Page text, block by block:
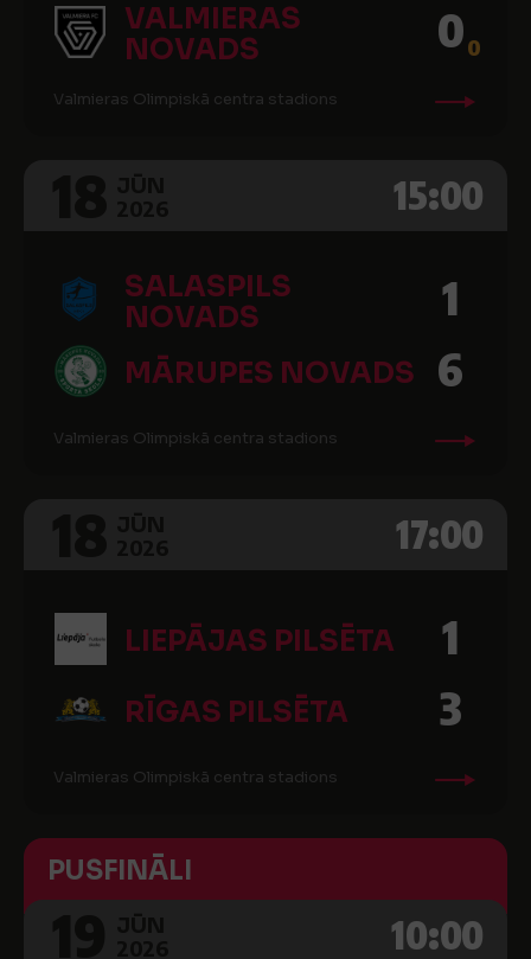
VALMIERAS
NOVADS
00
Valmieras Olimpiskā centra stadions
15:00
SALASPILS
NOVADS
1
MĀRUPES NOVADS 6
Valmieras Olimpiskā centra stadions
17:00
LIEPĀJAS PILSĒTA 1
RĪGAS PILSĒTA 3
Valmieras Olimpiskā centra stadions
PUSFINĀLI
10:00